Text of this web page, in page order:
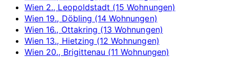
Wien 2., Leopoldstadt (15 Wohnungen)
Wien 19., Döbling (14 Wohnungen)
Wien 16., Ottakring (13 Wohnungen)
Wien 13., Hietzing (12 Wohnungen)
Wien 20., Brigittenau (11 Wohnungen)